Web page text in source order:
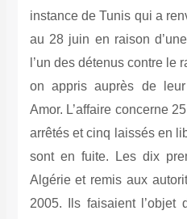
instance de Tunis qui a
au 28 juin en raison
l’un des détenus contre le
on appris auprès de
Amor. L’affaire concerne
arrêtés et cinq laissés en
sont en fuite. Les dix
Algérie et remis aux
2005. Ils faisaient l’objet